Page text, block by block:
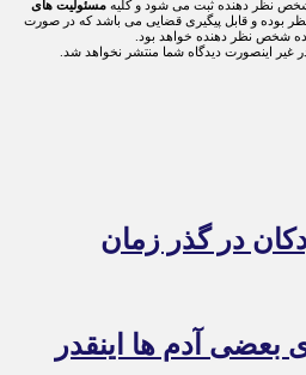
نظر دهنده ثبت می شود و کلیه مسئولیت های
بوده و قابل پیگیری قضایی می باشد که در صورت
شخص نظر دهنده خواهد بود.
غیر اینصورت دیدگاه شما منتشر نخواهد شد.
در گذر زمان
بعضی آدم ها اینقدر